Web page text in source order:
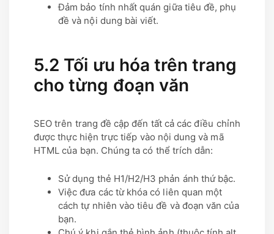
Đảm bảo tính nhất quán giữa tiêu đề, phụ
đề và nội dung bài viết.
5.2 Tối ưu hóa trên trang
cho từng đoạn văn
SEO trên trang đề cập đến tất cả các điều chỉnh
được thực hiện trực tiếp vào nội dung và mã
HTML của bạn. Chúng ta có thể trích dẫn:
Sử dụng thẻ H1/H2/H3 phản ánh thứ bậc.
Việc đưa các từ khóa có liên quan một
cách tự nhiên vào tiêu đề và đoạn văn của
bạn.